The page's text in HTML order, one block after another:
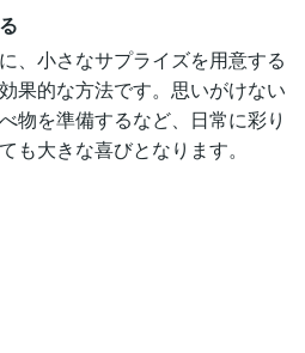
、小さなサプライズを用意する
果的な方法です。思いがけない
物を準備するなど、日常に彩り
も大きな喜びとなります。